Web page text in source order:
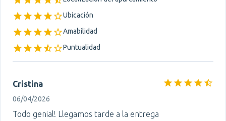
Ubicación
Amabilidad
Puntualidad
Cristina
06/04/2026
Todo genial! Llegamos tarde a la entrega